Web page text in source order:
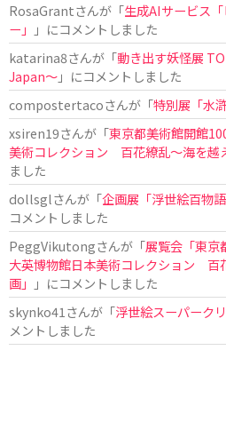
RosaGrantさんが「生成AIサービス
ー」
」にコメントしました
katarina8さんが「動き出す妖怪展
Japan〜」にコメントしました
compostertacoさんが「特別展「水滸
xsiren19さんが「東京都美術館開館
美術コレクション 百花繚乱～海を越
ました
dollsglさんが「企画展「浮世絵百物
コメントしました
PeggVikutongさんが「展覧会「東京
大英博物館日本美術コレクション 百
画」
」にコメントしました
skynko41さんが「浮世絵スーパーク
メントしました